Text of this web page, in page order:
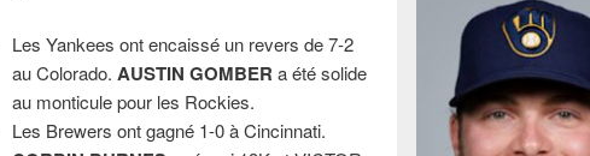
Les Yankees ont encaissé un revers de 7-2
au Colorado. AUSTIN GOMBER a été solide
au monticule pour les Rockies.
Les Brewers ont gagné 1-0 à Cincinnati.